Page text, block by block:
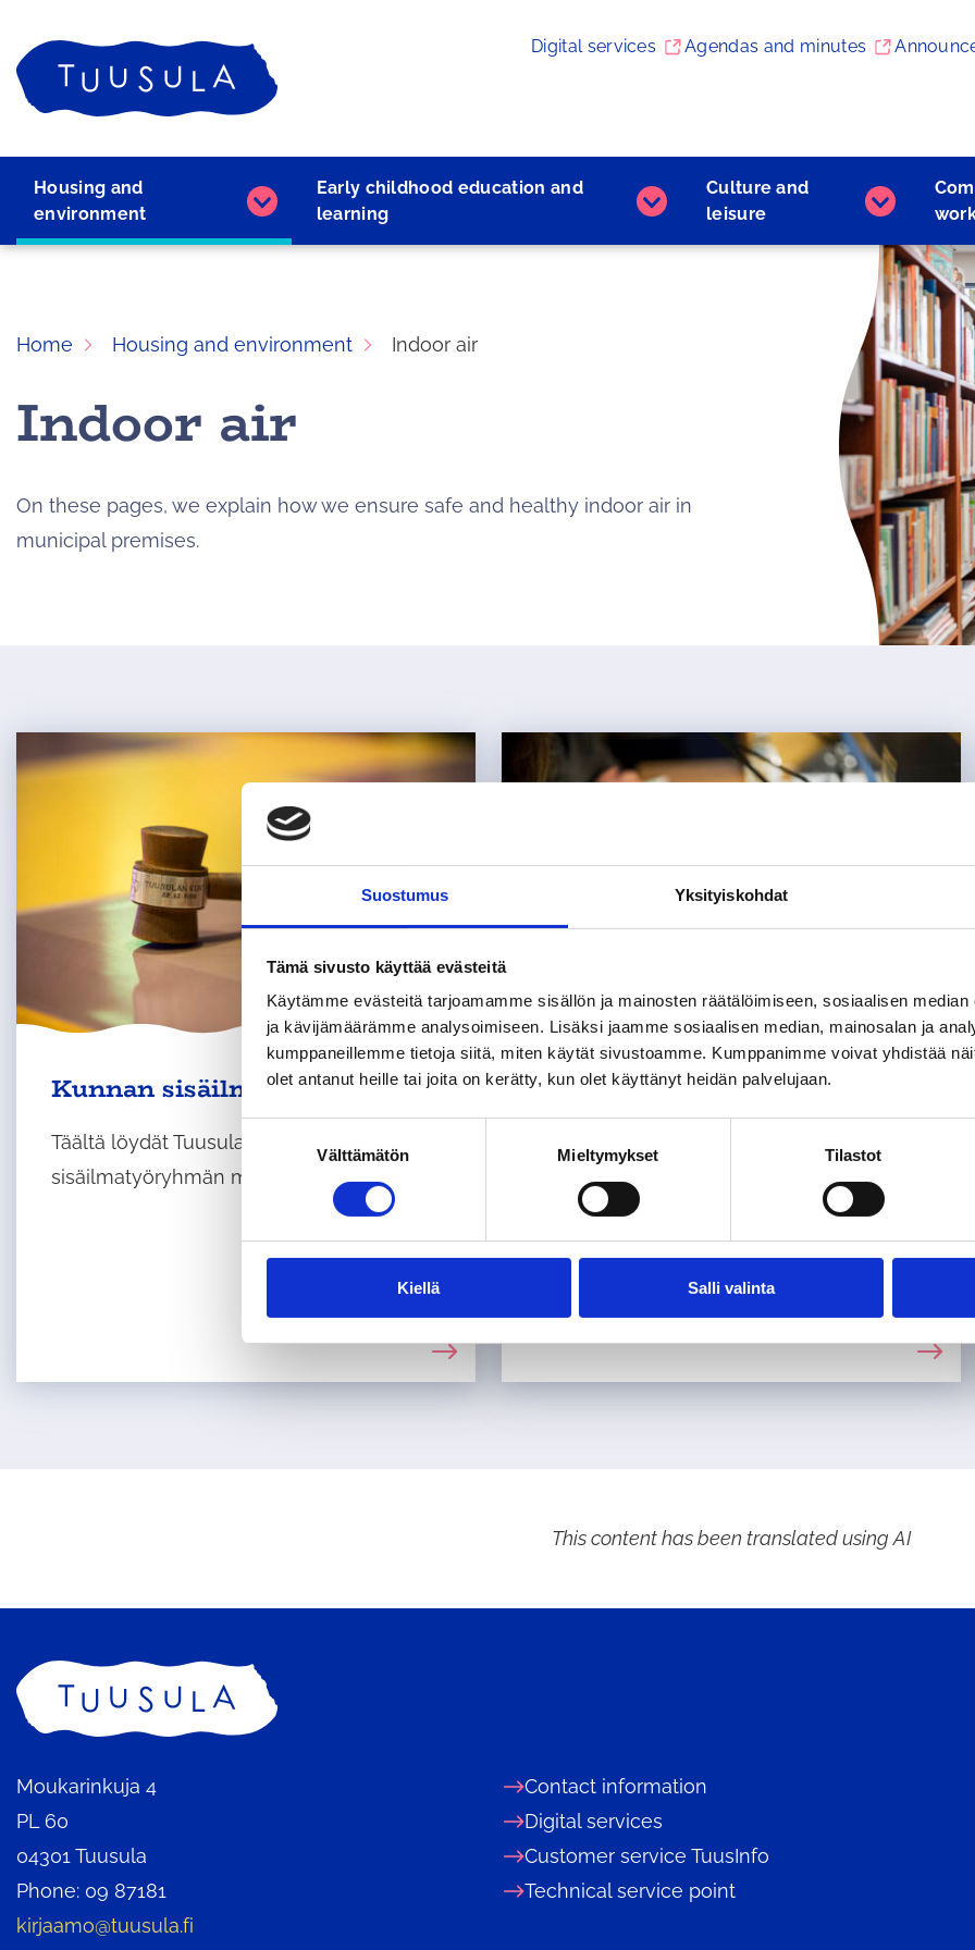
Suostumus Yksityiskohdat
Tämä sivusto käyttää evästeitä
Käytämme evästeitä tarjoamamme sisällön ja mainosten räätälöimiseen, sosiaalisen
ja kävijämäärämme analysoimiseen. Lisäksi jaamme sosiaalisen median, mainosalan ja
kumppaneillemme tietoja siitä, miten käytät sivustoamme. Kumppanimme voivat yhdistää
olet antanut heille tai joita on kerätty, kun olet käyttänyt heidän palvelujaan.
o
k
Välttämätön Mieltymykset Tilastot
Kiellä Salli valinta
to
content
Home Digital services Agendas and minutes
Housing and
environment
Housing
and
Early childhood education and
learning
Early
Culture and
leisure
Culture
leisure
subpages
Home Housing and environment Indoor air
Indoor air
On these pages, we explain how we ensure safe and healthy indoor air in
municipal premises.
Kunnan sisäilmatyöryhmä
Täältä löydät Tuusulan kunnan
sisäilmatyöryhmän muistiot.
Site-specific indoor air
working groups
activities of the Tuusula municipality's
site-specific indoor air working groups, as
well as the working groups' memos,
bulletins and research reports.
This content has been translated using AI
Home
Moukarinkuja 4
PL 60
04301 Tuusula
Phone: 09 87181
kirjaamo@tuusula.fi
Contact information
Digital services
Customer service TuusInfo
Technical service point